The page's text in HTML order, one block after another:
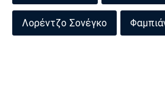
Λορέντζο Σονέγκο